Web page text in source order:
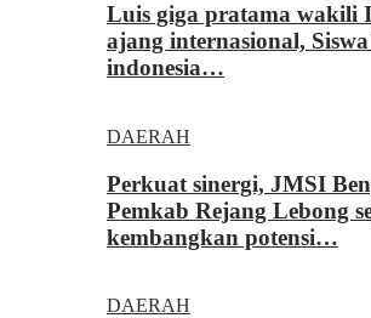
Luis giga pratama wakili
ajang internasional,
indonesia…
DAERAH
Perkuat sinergi, JMSI
Pemkab Rejang Lebong
kembangkan potensi…
DAERAH